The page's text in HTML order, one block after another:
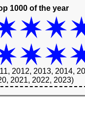
1000 of the year
2012, 2013, 2014,
2021, 2022, 2023)